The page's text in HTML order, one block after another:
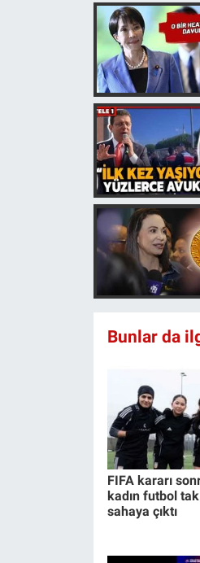
Bunlar da
FIFA kararı
kadın futbol
sahaya çıktı